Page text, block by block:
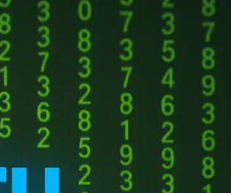
о массовых увольнениях. Ожидается,
дальнейшей разработкой
с которыми компания
сотрудников о предстоящих
изменений для устойчивости
предложив полностью
версией.